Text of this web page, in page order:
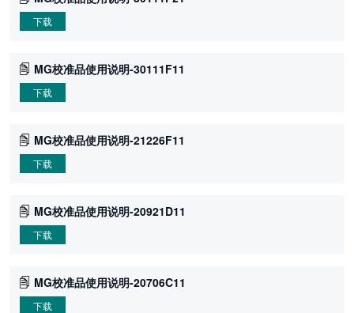
下载
MG校准品使用说明-30111F11
下载
MG校准品使用说明-21226F11
下载
MG校准品使用说明-20921D11
下载
MG校准品使用说明-20706C11
下载